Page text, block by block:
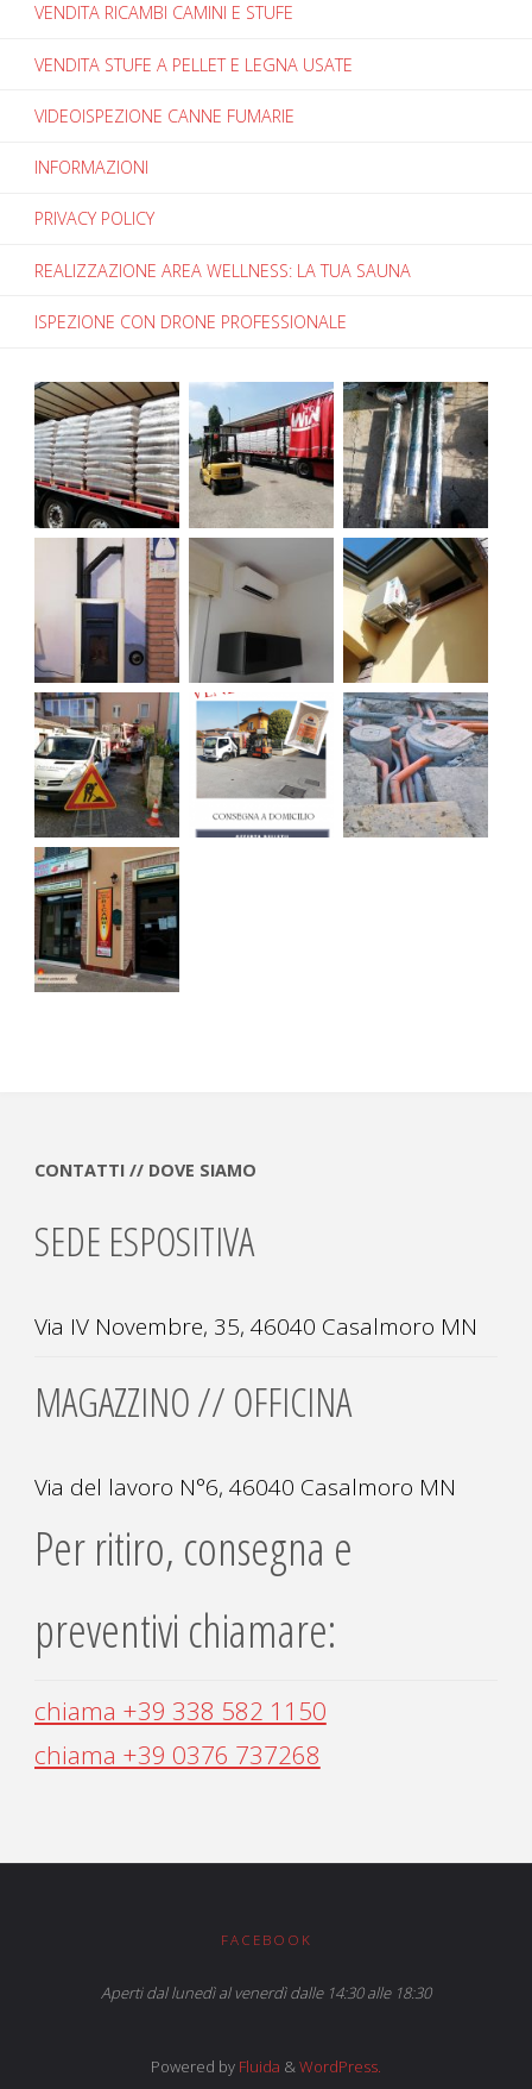
VENDITA RICAMBI CAMINI E STUFE
VENDITA STUFE A PELLET E LEGNA USATE
VIDEOISPEZIONE CANNE FUMARIE
INFORMAZIONI
PRIVACY POLICY
REALIZZAZIONE AREA WELLNESS: LA TUA SAUNA
ISPEZIONE CON DRONE PROFESSIONALE
CONTATTI // DOVE SIAMO
SEDE ESPOSITIVA
Via IV Novembre, 35, 46040 Casalmoro MN
MAGAZZINO // OFFICINA
Via del lavoro N°6, 46040 Casalmoro MN
Per ritiro, consegna e
preventivi chiamare:
chiama +39 338 582 1150
chiama +39 0376 737268
FACEBOOK
Aperti dal lunedì al venerdì dalle 14:30 alle 18:30
Powered by Fluida &WordPress.